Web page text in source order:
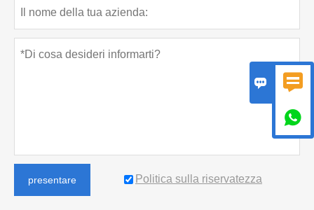
presentare Politica sulla riservatezza
 
